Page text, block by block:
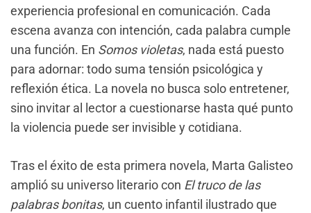
experiencia profesional en comunicación. Cada
escena avanza con intención, cada palabra cumple
una función. En Somos violetas, nada está puesto
para adornar: todo suma tensión psicológica y
reflexión ética. La novela no busca solo entretener,
sino invitar al lector a cuestionarse hasta qué punto
la violencia puede ser invisible y cotidiana.
Tras el éxito de esta primera novela, Marta Galisteo
amplió su universo literario con El truco de las
palabras bonitas, un cuento infantil ilustrado que